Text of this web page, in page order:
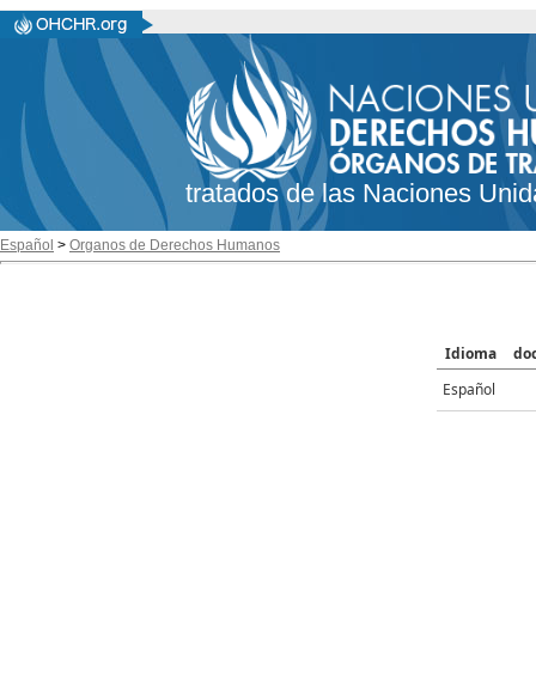
tratados de las Naciones
Español > Organos de Derechos Humanos
Idioma
Español